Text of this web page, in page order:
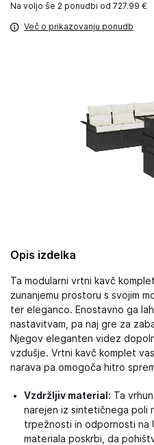
Opis izdelka
Ta modularni vrtni kavč
zunanjemu prostoru s svojim
ter eleganco. Enostavno ga
nastavitvam, pa naj gre za
Njegov eleganten videz
vzdušje. Vrtni kavč komplet
narava pa omogoča hitro
Vzdržljiv material: Ta
narejen iz sintetičnega poli
trpežnosti in odpornosti na
materiala poskrbi, da
Na voljo še 2 ponudbi od 727.99 €
Več o prikazovanju ponudb